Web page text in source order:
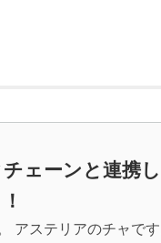
ェーンと連携
アステリアのチャで